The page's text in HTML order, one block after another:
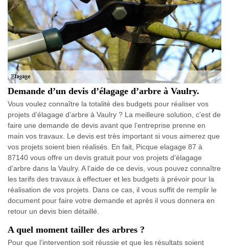
Demande d’un devis d’élagage d’arbre à Vaulry.
Vous voulez connaître la totalité des budgets pour réaliser vos
projets d’élagage d’arbre à Vaulry ? La meilleure solution, c’est de
faire une demande de devis avant que l’entreprise prenne en
main vos travaux. Le devis est très important si vous aimerez que
vos projets soient bien réalisés. En fait, Picque elagage 87 à
87140 vous offre un devis gratuit pour vos projets d’élagage
d’arbre dans la Vaulry. A l’aide de ce devis, vous pouvez connaître
les tarifs des travaux à effectuer et les budgets à prévoir pour la
réalisation de vos projets. Dans ce cas, il vous suffit de remplir le
document pour faire votre demande et après il vous donnera en
retour un devis bien détaillé.
A quel moment tailler des arbres ?
Pour que l’intervention soit réussie et que les résultats soient